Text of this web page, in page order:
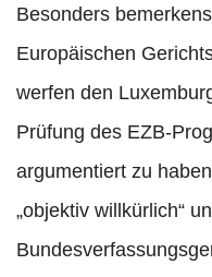
Besonders
Europäischen
werfen den
Prüfung des EZB-
argumentiert zu
„objektiv willkürlich“